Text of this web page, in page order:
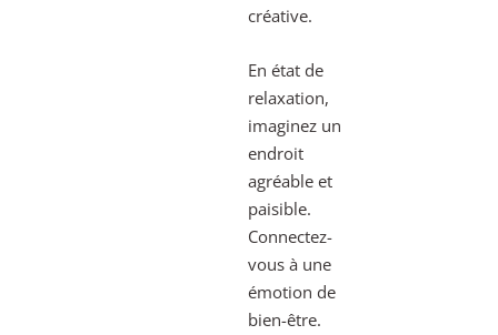
créative.
En état de
relaxation,
imaginez un
endroit
agréable et
paisible.
Connectez-
vous à une
émotion de
bien-être.